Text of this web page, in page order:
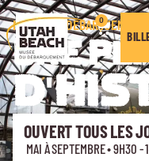
0
MUSÉE DU DÉBARQUEMENT
UNE
OUVERT TOUS LES
MAI À SEPTEMBRE • 9H30 -